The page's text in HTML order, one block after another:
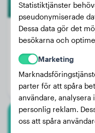
Vikt:
Ålder:
Kön:
Vit
Statistiktjänster
pseudonymiserade
Dessa data gör det
besökarna och
Marketing
parter för att spåra
användare, analysera
personlig reklam.
oss att spåra